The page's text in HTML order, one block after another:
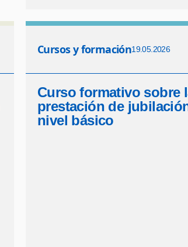
Cursos y formación19.05.2026
Curso formativo sobre
prestación de
nivel básico